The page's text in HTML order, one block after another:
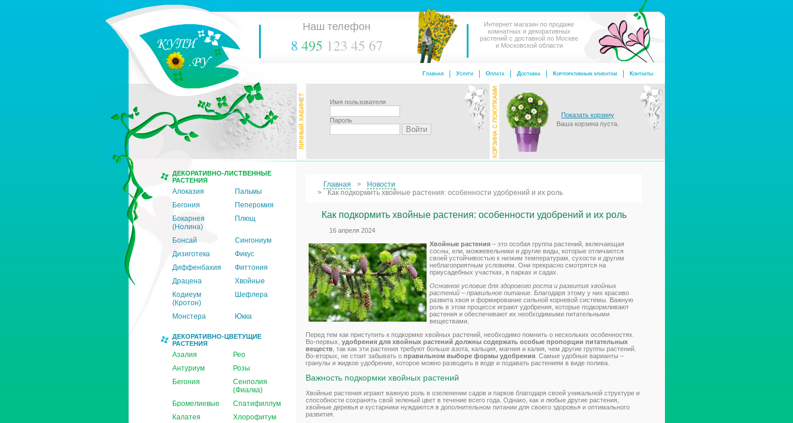
Наш телефон
8 495 123 45 67
Интернет магазин по продаже
комнатных и декоративных
растений с доставкой по Москве
и Московской области
Контакты
Корпоративным клиентам
Доставка
Оплата
Услуги
Главная
Имя пользователя
Пароль
Показать корзину
Ваша корзина пуста.
ДЕКОРАТИВНО-ЛИСТВЕННЫЕ
РАСТЕНИЯ
Алоказия
Пальмы
Бегония
Пеперомия
Бокарнея
(Нолина)
Плющ
Бонсай
Сингониум
Дизиготека
Фикус
Диффенбахия
Фиттония
Драцена
Хвойные
Кодиеум
(Кротон)
Шефлера
Монстера Юкка
ДЕКОРАТИВНО-ЦВЕТУЩИЕ
РАСТЕНИЯ
Азалия
Рео
Антуриум
Розы
Бегония
Сенполия
(Фиалка)
Бромелиевые
Спатифиллум
Калатея
Хлорофитум
Главная
Новости
Как подкормить хвойные растения: особенности удобрений и их роль
Как подкормить хвойные растения: особенности удобрений и их роль
16 апреля 2024
Хвойные растения – это особая группа растений, включающая
сосны, ели, можжевельники и другие виды, которые отличаются
своей устойчивостью к низким температурам, сухости и другим
неблагоприятным условиям. Они прекрасно смотрятся на
приусадебных участках, в парках и садах.
Основное условие для здорового роста и развития хвойных
растений – правильное питание. Благодаря этому у них красиво
развита хвоя и формирование сильной корневой системы. Важную
роль в этом процессе играют удобрения, которые подкормливают
растения и обеспечивают их необходимыми питательными
веществами.
Перед тем как приступить к подкормке хвойных растений, необходимо помнить о нескольких особенностях.
Во-первых, удобрения для хвойных растений должны содержать особые пропорции питательных
веществ , так как эти растения требуют больше азота, кальция, магния и калия, чем другие группы растений.
Во-вторых, не стоит забывать о правильном выборе формы удобрения . Самые удобные варианты –
гранулы и жидкое удобрение, которое можно разводить в воде и подавать растениям в виде полива.
Важность подкормки хвойных растений
Хвойные растения играют важную роль в озеленении садов и парков благодаря своей уникальной структуре и
способности сохранять свой зеленый цвет в течение всего года. Однако, как и любые другие растения,
хвойные деревья и кустарники нуждаются в дополнительном питании для своего здоровья и оптимального
развития.